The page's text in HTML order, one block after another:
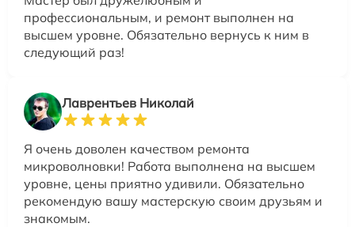
профессиональным, и ремонт выполнен на
высшем уровне. Обязательно вернусь к ним в
следующий раз!
Лаврентьев Николай
Я очень доволен качеством ремонта
микроволновки! Работа выполнена на высшем
уровне, цены приятно удивили. Обязательно
рекомендую вашу мастерскую своим друзьям и
знакомым.